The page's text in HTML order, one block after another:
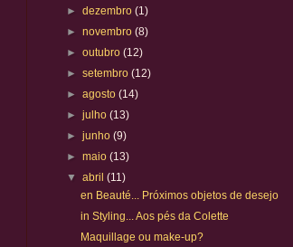
►dezembro(1)
►novembro(8)
►outubro(12)
►setembro(12)
►agosto(14)
►julho(13)
►junho(9)
►maio(13)
▼abril(11)
en Beauté... Próximos objetos de desejo
in Styling... Aos pés da Colette
Maquillage ou make-up?